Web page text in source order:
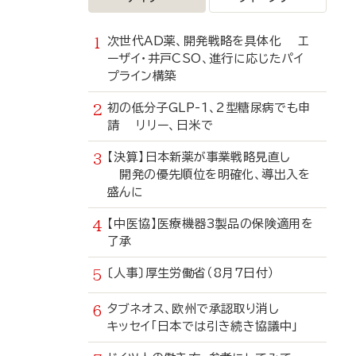
次世代AD薬、開発戦略を具体化 エ
ーザイ・井戸CSO、進行に応じたパイ
プライン構築
初の低分子GLP-1、2型糖尿病でも申
請 リリー、日米で
【決算】日本新薬が事業戦略見直し
開発の優先順位を明確化、導出入を
盛んに
【中医協】医療機器3製品の保険適用を
了承
〔人事〕厚生労働省（8月7日付）
タブネオス、欧州で承認取り消し
キッセイ「日本では引き続き協議中」